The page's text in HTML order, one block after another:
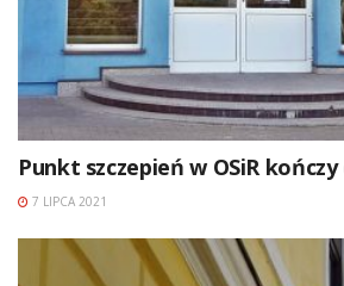
Punkt szczepień w OSiR kończy
7 LIPCA 2021